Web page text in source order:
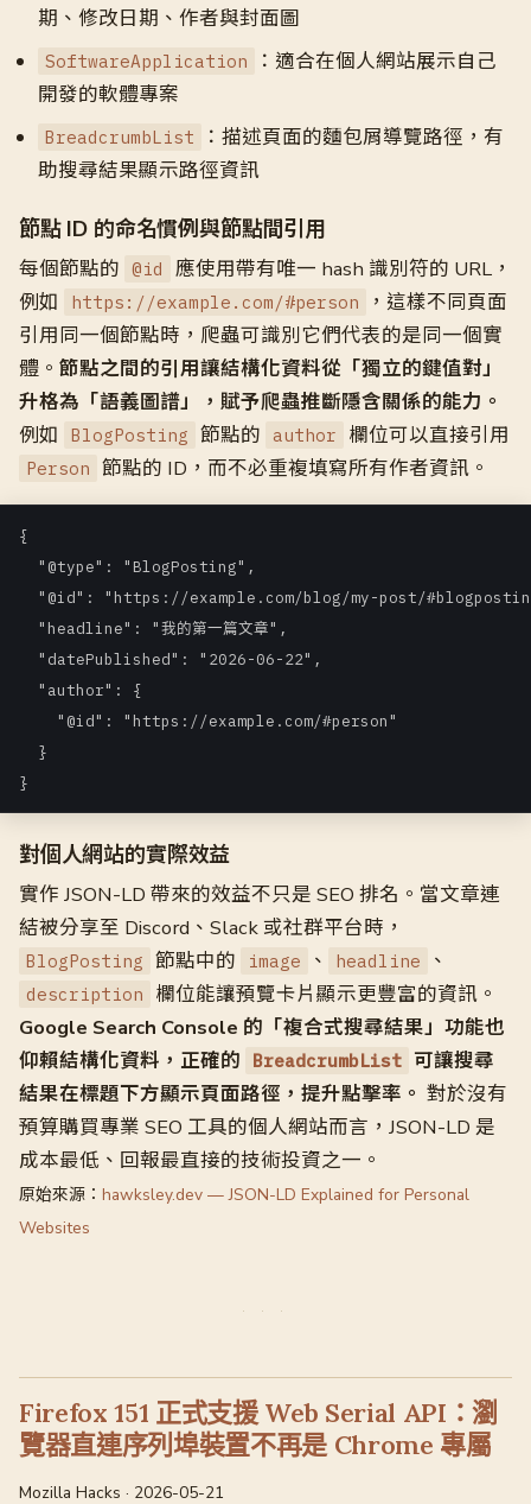
期、修改日期、作者與封面圖
SoftwareApplication
：適合在個人網站展示自己
開發的軟體專案
BreadcrumbList
：描述頁面的麵包屑導覽路徑，有
助搜尋結果顯示路徑資訊
節點 ID 的命名慣例與節點間引用
每個節點的 @id
應使用帶有唯一 hash 識別符的 URL，
例如
https://example.com/#person
，這樣不同頁面
引用同一個節點時，爬蟲可識別它們代表的是同一個實
體。 節點之間的引用讓結構化資料從「獨立的鍵值對」
升格為「語義圖譜」，賦予爬蟲推斷隱含關係的能力。
例如
BlogPosting 節點的 author 欄位可以直接引用
Person 節點的 ID，而不必重複填寫所有作者資訊。
{
  "@type": "BlogPosting",
"@id": "https://example.com/blog/my-post/
  "headline": "我的第一篇文章",
  "datePublished": "2026-06-22",
  "author": {
    "@id": "https://example.com/#person"
  }
}
對個人網站的實際效益
實作 JSON-LD 帶來的效益不只是 SEO 排名。當文章連
結被分享至 Discord、Slack 或社群平台時，
BlogPosting 節點中的 image 、 headline 、
description
欄位能讓預覽卡片顯示更豐富的資訊。
Google Search Console 的「複合式搜尋結果」功能也
仰賴結構化資料，正確的
BreadcrumbList 可讓搜尋
結果在標題下方顯示頁面路徑，提升點擊率。 對於沒有
預算購買專業 SEO 工具的個人網站而言，JSON-LD 是
成本最低、回報最直接的技術投資之一。
原始來源： hawksley.dev — JSON-LD Explained for Personal
Websites
Firefox 151 正式支援 Web Serial API：瀏
覽器直連序列埠裝置不再是 Chrome 專屬
Mozilla Hacks · 2026-05-21